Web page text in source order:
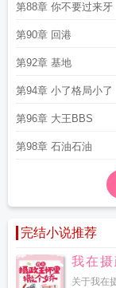
第88章 你不要过来牙
第90章 回港
第92章 基地
第94章 小了格局小了
第96章 大王BBS
第98章 石油石油
完结小说推荐
我在
关于我在